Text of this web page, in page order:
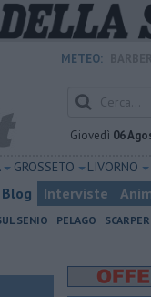
METEO:
Giovedì 06
GROSSETO LIVORNO
Blog Interviste
SENIO PELAGO